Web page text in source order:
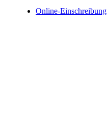
Online-Einschreibung